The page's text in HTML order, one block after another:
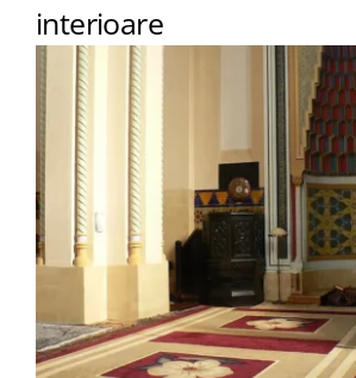
interioare